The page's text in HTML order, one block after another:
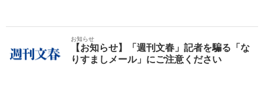
お知らせ
【お知らせ】「週刊文春」記者を騙る「な
りすましメール」にご注意ください